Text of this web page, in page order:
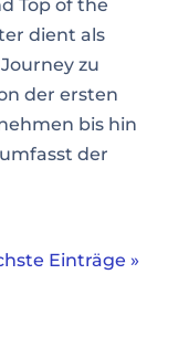
Top of the
dient als
zu
der ersten
bis hin
der
Einträge »